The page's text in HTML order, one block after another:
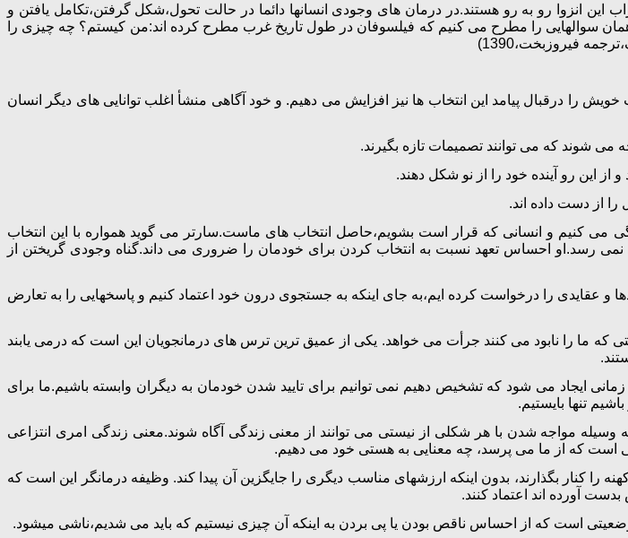
انزوا رو به رو هستند.در درمان های وجودی انسانها دائما در حالت تحول،شکل گرفتن،تکامل یافتن و
سوالهایی را مطرح می کنیم که فیلسوفان در طول تاریخ غرب مطرح کرده اند:من کیستم؟ چه چیزی را
فیروزبخت،1390)
را درقبال پیامد این انتخاب ها نیز افزایش می دهیم. و خود آگاهی منشأ اغلب توانایی های دیگر انسان
شوند که می توانند تصمیمات تازه بگیرند.
از این رو آینده خود را از نو شکل دهند.
از دست داده اند.
می کنیم و انسانی که قرار است بشویم،حاصل انتخاب های ماست.سارتر می گوید همواره با این انتخاب
رسد.او احساس تعهد نسبت به انتخاب کردن برای خودمان را ضروری می داند.گناه وجودی گریختن از
و عقایدی را درخواست کرده ایم،به جای اینکه به جستجوی درون خود اعتماد کنیم و پاسخهایی را به تعارض
که ما را نابود می کنند جرأت می خواهد. یکی از عمیق ترین ترس های درمانجویان این است که درمی یابند
ایجاد می شود که تشخیص دهیم نمی توانیم برای تایید شدن خودمان به دیگران وابسته باشیم.ما برای
تنها بایستیم.
مواجه شدن با هر شکلی از نیستی می توانند از معنی زندگی آگاه شوند.معنی زندگی امری انتزاعی
است که از ما می پرسد، چه معنایی به هستی خود می دهیم.
را کنار بگذارند، بدون اینکه ارزشهای مناسب دیگری را جایگزین آن پیدا کند. وظیفه درمانگر این است که
آورده اند اعتماد کنند.
است که از احساس ناقص بودن یا پی بردن به اینکه آن چیزی نیستیم که باید می شدیم،ناشی میشود.